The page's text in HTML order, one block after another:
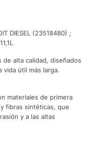
DIESEL (23518480) ;
alta calidad, diseñados
vida útil más larga.
materiales de primera
fibras sintéticas, que
y a las altas